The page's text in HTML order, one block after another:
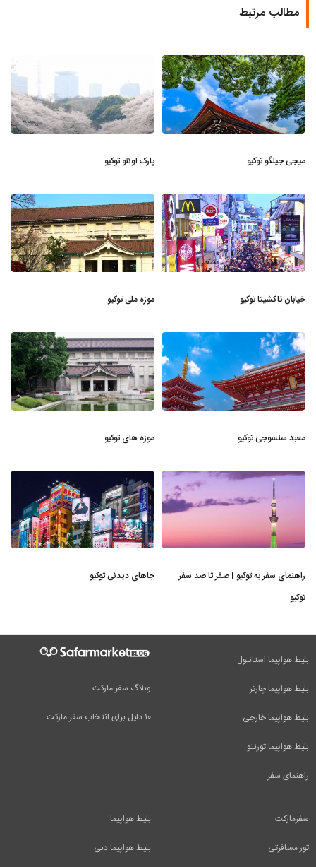
مطالب مرتبط
میجی جینگو توکیو پارک اوئنو توکیو
خیابان تاکشیتا توکیو موزه ملی توکیو
معبد سنسوجی توکیو موزه های توکیو
راهنمای سفر به توکیو | صفر تا صد سفر
توکیو
جاهای دیدنی توکیو
وبلاگ سفر مارکت
۱۰ دلیل برای انتخاب سفر مارکت
بلیط هواپیما استانبول
بلیط هواپیما چارتر
بلیط هواپیما خارجی
بلیط هواپیما تورنتو
راهنمای سفر
بلیط هواپیما
بلیط هواپیما دبی
سفرمارکت
تور مسافرتی